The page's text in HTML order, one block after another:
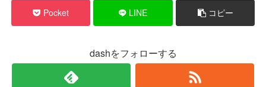
Pocket LINE コピー
dashをフォローする